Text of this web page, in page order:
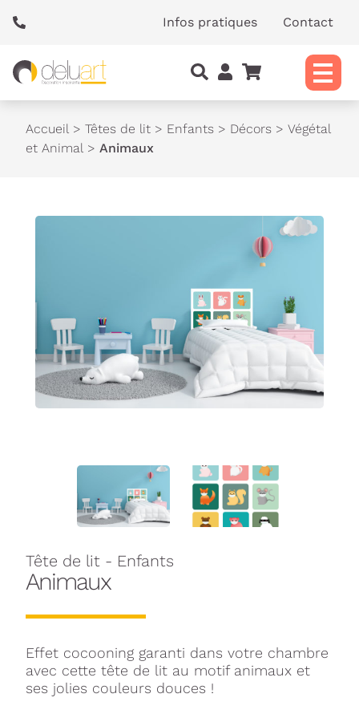
Infos pratiques Contact
Accueil > Têtes de lit > Enfants > Décors > Végétal
et Animal > Animaux
Tête de lit - Enfants
Animaux
Effet cocooning garanti dans votre chambre
avec cette tête de lit au motif animaux et
ses jolies couleurs douces !